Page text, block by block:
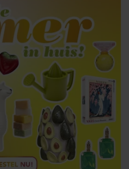
als u onze website blijft